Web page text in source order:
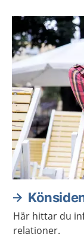
hittar du mer
om din sexuella
Här hittar du
relationer.